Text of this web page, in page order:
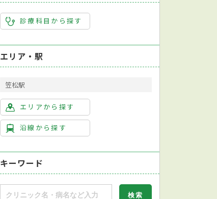
診療科目から探す
エリア・駅
笠松駅
エリアから探す
沿線から探す
キーワード